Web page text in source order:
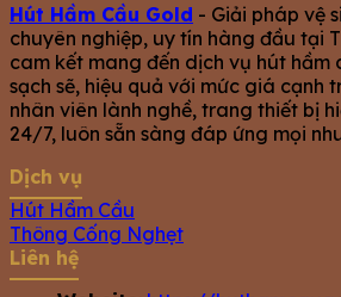
Hút Hầm Cầu Gold - Giải pháp vệ
chuyên nghiệp, uy tín hàng đầu tại
cam kết mang đến dịch vụ hút hầm
sạch sẽ, hiệu quả với mức giá cạnh
nhân viên lành nghề, trang thiết bị
24/7, luôn sẵn sàng đáp ứng mọi
Dịch vụ
Hút Hầm Cầu
Thông Cống Nghẹt
Liên hệ